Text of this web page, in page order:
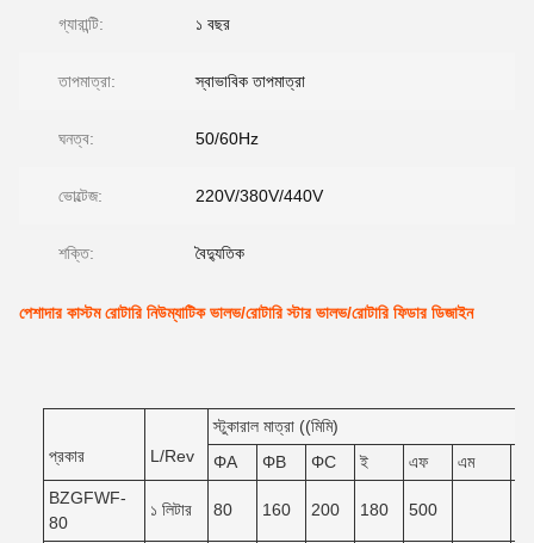
গ্যারান্টি: ১ বছর
তাপমাত্রা: স্বাভাবিক তাপমাত্রা
ঘনত্ব: 50/60Hz
ভোল্টেজ: 220V/380V/440V
শক্তি: বৈদ্যুতিক
পেশাদার কাস্টম রোটারি নিউম্যাটিক ভালভ/রোটারি স্টার ভালভ/রোটারি ফিডার ডিজাইন
প্রকার L/Rev
স্টুকারাল মাত্রা ((মিমি)
ΦA
ΦB ΦC ই এফ এম
BZGFWF-
80
১ লিটার 80 160 200 180 500